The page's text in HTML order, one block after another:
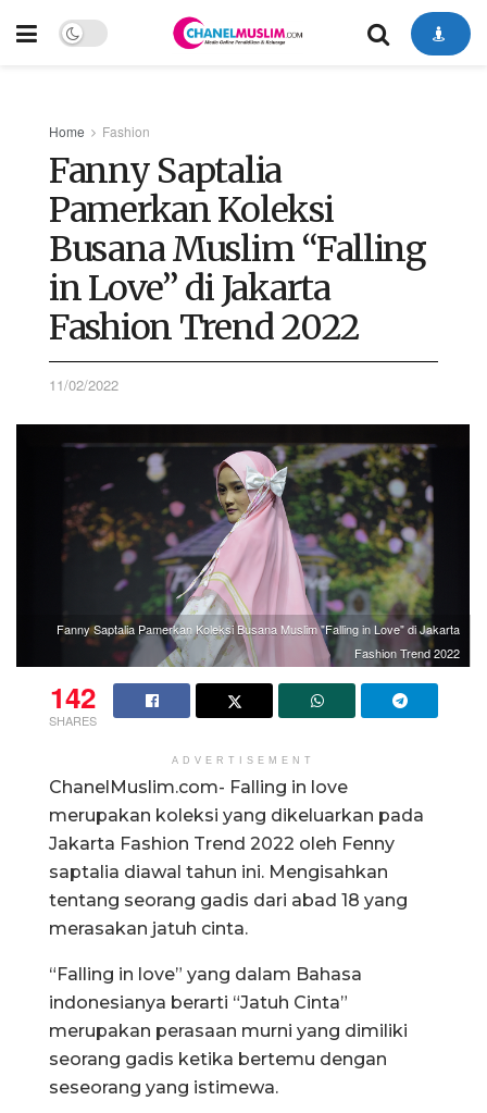
Home Fashion
Fanny Saptalia
Pamerkan Koleksi
Busana Muslim “Falling
in Love” di Jakarta
Fashion Trend 2022
11/02/2022
Fanny Saptalia Pamerkan Koleksi Busana Muslim "Falling in Love" di Jakarta
Fashion Trend 2022
142
SHARES
ADVERTISEMENT
ChanelMuslim.com- Falling in love
merupakan koleksi yang dikeluarkan pada
Jakarta Fashion Trend 2022 oleh Fenny
saptalia diawal tahun ini. Mengisahkan
tentang seorang gadis dari abad 18 yang
merasakan jatuh cinta.
“Falling in love” yang dalam Bahasa
indonesianya berarti “Jatuh Cinta”
merupakan perasaan murni yang dimiliki
seorang gadis ketika bertemu dengan
seseorang yang istimewa.